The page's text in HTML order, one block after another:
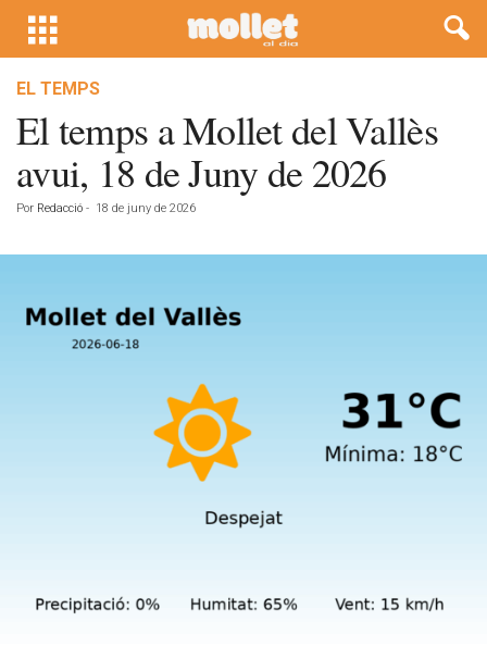
EL TEMPS
El temps a Mollet del Vallès
avui, 18 de Juny de 2026
Por Redacció - 18 de juny de 2026